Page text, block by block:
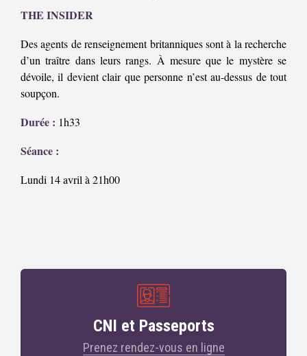
THE INSIDER
Des agents de renseignement britanniques sont à la recherche
d’un traître dans leurs rangs. À mesure que le mystère se
dévoile, il devient clair que personne n’est au-dessus de tout
soupçon.
Durée : 1h33
Séance :
Lundi 14 avril à 21h00
CNI et Passeports
Prenez rendez-vous en ligne